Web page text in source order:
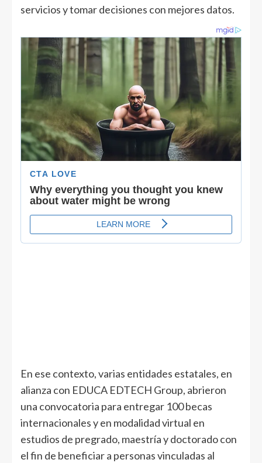
servicios y tomar decisiones con mejores datos.
En ese contexto, varias entidades estatales, en
alianza con EDUCA EDTECH Group, abrieron
una convocatoria para entregar 100 becas
internacionales y en modalidad virtual en
estudios de pregrado, maestría y doctorado con
el fin de beneficiar a personas vinculadas al